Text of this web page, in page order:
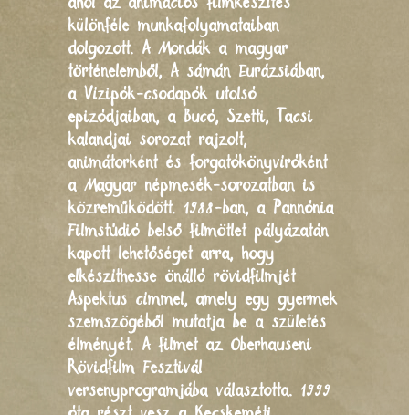
ahol az animációs filmkészítés
különféle munkafolyamataiban
dolgozott. A Mondák a magyar
történelemből, A sámán Eurázsiában,
a Vízipók-csodapók utolsó
epizódjaiban, a Bucó, Szetti, Tacsi
kalandjai sorozat rajzolt,
animátorként és forgatókönyvíróként
a Magyar népmesék-sorozatban is
közreműködött. 1988-ban, a Pannónia
Filmstúdió belső filmötlet pályázatán
kapott lehetőséget arra, hogy
elkészíthesse önálló rövidfilmjét
Aspektus címmel, amely egy gyermek
szemszögéből mutatja be a születés
élményét. A filmet az Oberhauseni
Rövidfilm Fesztivál
versenyprogramjába választotta. 1999